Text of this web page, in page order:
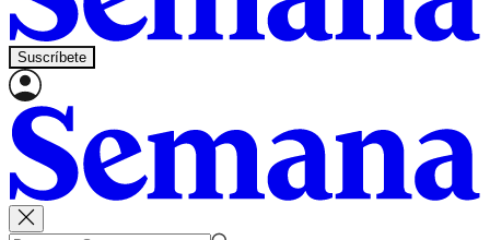
Suscríbete